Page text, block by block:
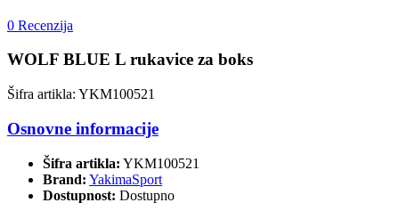
0 Recenzija
WOLF BLUE L rukavice za boks
Šifra artikla: YKM100521
Osnovne informacije
Šifra artikla: YKM100521
Brand: YakimaSport
Dostupnost: Dostupno